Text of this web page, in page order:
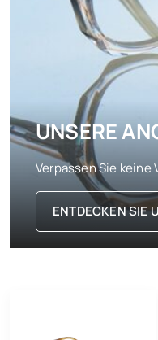
UNSERE
Verpassen Sie
ENTDECKEN SIE